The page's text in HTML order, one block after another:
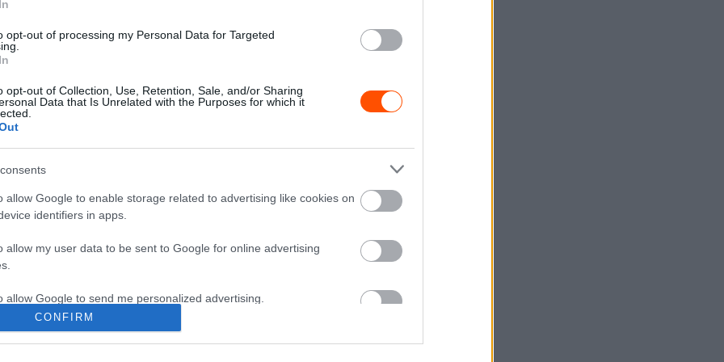
opt-out of processing my Personal Data for Targeted
opt-out of Collection, Use, Retention, Sale, and/or Sharing
Data that Is Unrelated with the Purposes for which it
allow Google to enable storage related to advertising like cookies on
identifiers in apps.
allow my user data to be sent to Google for online advertising
allow Google to send me personalized advertising.
CONFIRM
0
Reagált az akár káromkodásért is
Bognár Viktor - 2025. február 1. 0
0
Több mint 20 éve debütált az autó,
beleülni
Majer Dániel